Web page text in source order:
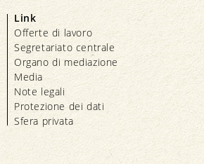
Link
Offerte di lavoro
Segretariato centrale
Organo di mediazione
Media
Note legali
Protezione dei dati
Sfera privata